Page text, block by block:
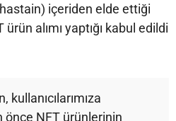
içeriden elde ettiği
alımı yaptığı kabul edildi
kullanıcılarımıza
önce NFT ürünlerinin